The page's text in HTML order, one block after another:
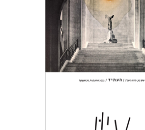
כנען
הנחת אתר ספר מודפס